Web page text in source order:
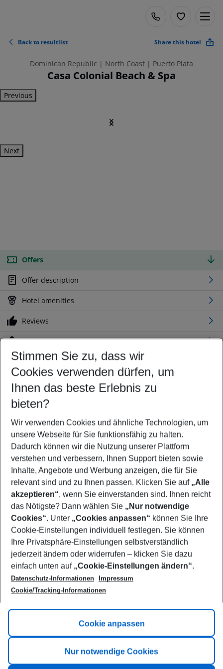
Back to resultlist Share this hotel
Dominican Republic | North Coast | Puerto Plata
Casa Colonial Beach & Spa
Previous
Next
Offers
Offer description
Hotel amenities
Reviews
Location
Customize your offer
Find the perfect deal which suits your best
Your departure airport
Any airport
Select your date range
11/08/26–09/08/27 5-8 nights
Who will travel
2 adults No children
Show more filter
Footer
Footer navigation
Title A
Link A
Stimmen Sie zu, dass wir
Cookies verwenden dürfen, um
Ihnen das beste Erlebnis zu
bieten?
Wir verwenden Cookies und ähnliche Technologien, um
unsere Webseite für Sie funktionsfähig zu halten.
Dadurch können wir die Nutzung unserer Plattform
verstehen und verbessern, Ihnen Support bieten sowie
Inhalte, Angebote und Werbung anzeigen, die für Sie
relevant sind und zu Ihnen passen. Klicken Sie auf „Alle
akzeptieren“, wenn Sie einverstanden sind. Ihnen reicht
das Nötigste? Dann wählen Sie „Nur notwendige
Cookies“. Unter „Cookies anpassen“ können Sie Ihre
Cookie-Einstellungen individuell festlegen. Sie können
Ihre Privatsphäre-Einstellungen selbstverständlich
jederzeit ändern oder widerrufen – klicken Sie dazu
einfach unten auf „Cookie-Einstellungen ändern“.
Datenschutz-Informationen
Impressum
Cookie/Tracking-Informationen
Cookie anpassen
Nur notwendige Cookies